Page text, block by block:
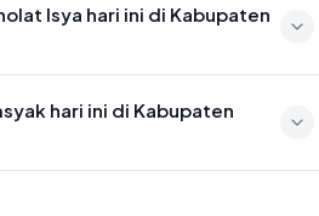
Isya hari ini di Kabupaten
hari ini di Kabupaten